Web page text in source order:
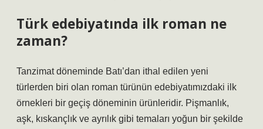
Türk edebiyatında ilk roman ne
zaman?
Tanzimat döneminde Batı’dan ithal edilen yeni
türlerden biri olan roman türünün edebiyatımızdaki ilk
örnekleri bir geçiş döneminin ürünleridir. Pişmanlık,
aşk, kıskançlık ve ayrılık gibi temaları yoğun bir şekilde